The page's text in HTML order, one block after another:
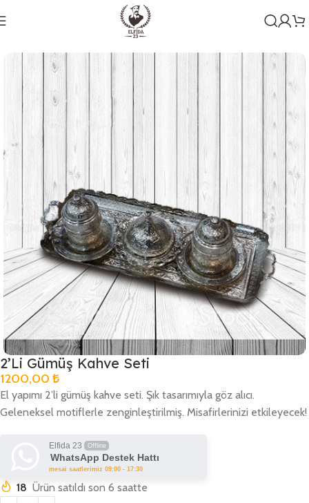
2’Li Gümüş Kahve Seti
1200,00 ₺
El yapımı 2’li gümüş kahve seti. Şık tasarımıyla göz alıcı.
Geleneksel motiflerle zenginleştirilmiş. Misafirlerinizi etkileyecek!
Elfida 23 Offline
WhatsApp Destek Hattı
mesai saatlerimiz 09:00 - 17:30
18 Ürün satıldı son 6 saatte